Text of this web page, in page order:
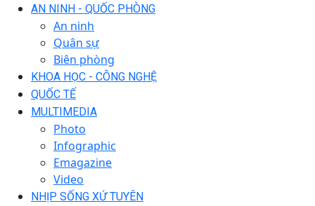
AN NINH - QUỐC PHÒNG
An ninh
Quân sự
Biên phòng
KHOA HỌC - CÔNG NGHỆ
QUỐC TẾ
MULTIMEDIA
Photo
Infographic
Emagazine
Video
NHỊP SỐNG XỨ TUYÊN